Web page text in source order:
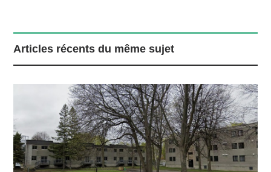
Articles récents du même sujet